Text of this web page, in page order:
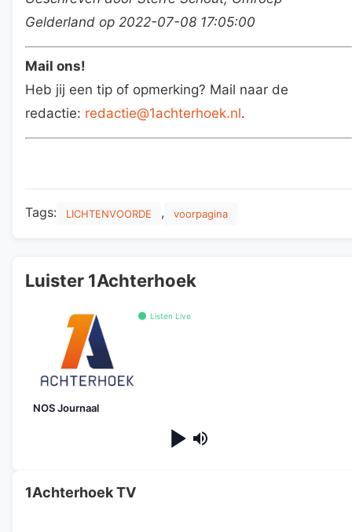
Gelderland op 2022-07-08 17:05:00
Mail ons!
Heb jij een tip of opmerking? Mail naar de
redactie: redactie@1achterhoek.nl.
Tags: LICHTENVOORDE , voorpagina
Luister 1Achterhoek
Listen Live
NOS Journaal
1Achterhoek TV